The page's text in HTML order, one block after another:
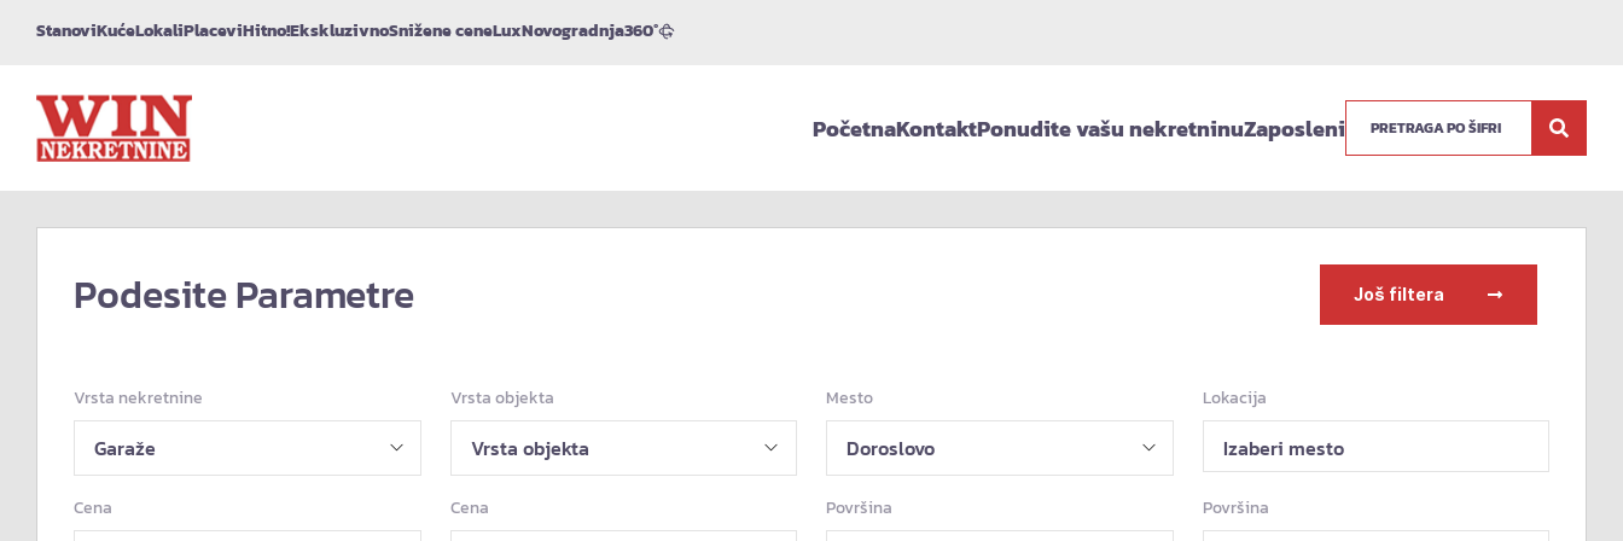
StanoviKućeLokaliPlaceviHitno!EkskluzivnoSnižene ceneLuxNovogradnja360°
PočetnaKontaktPonudite vašu nekretninuZaposleni
Podesite Parametre Još filtera
Vrsta nekretnine Vrsta objekta Mesto Lokacija
Izaberi mesto
Cena Cena Površina Površina